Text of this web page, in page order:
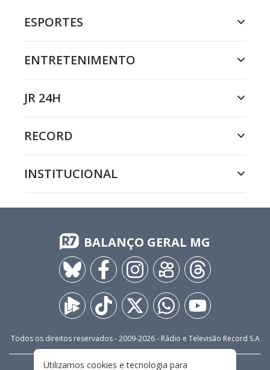
ESPORTES
ENTRETENIMENTO
JR 24H
RECORD
INSTITUCIONAL
BALANÇO GERAL MG
Todos os direitos reservados - 2009-2026- Rádio e Televisão Record S.A
Utilizamos cookies e tecnologia para